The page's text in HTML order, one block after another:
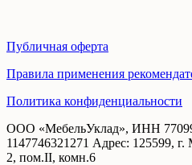
Публичная оферта
Правила применения
Политика конфиденциальности
ООО «МебельУклад», ИНН
1147746321271 Адрес: 125599,
2, пом.II, комн.6